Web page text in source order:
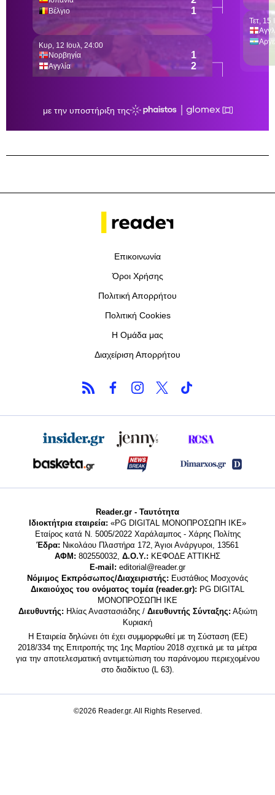
Επικοινωνία
Όροι Χρήσης
Πολιτική Απορρήτου
Πολιτική Cookies
Η Ομάδα μας
Διαχείριση Απορρήτου
Reader.gr - Ταυτότητα
Ιδιοκτήτρια εταιρεία: «PG DIGITAL MONΟΠΡΟΣΩΠΗ ΙΚΕ»
Εταίρος κατά Ν. 5005/2022 Χαράλαμπος - Χάρης Πολίτης
Έδρα: Νικολάου Πλαστήρα 172, Άγιοι Ανάργυροι, 13561
ΑΦΜ: 802550032, Δ.Ο.Υ.: ΚΕΦΟΔΕ ΑΤΤΙΚΗΣ
E-mail: editorial@reader.gr
Νόμιμος Εκπρόσωπος/Διαχειριστής: Ευστάθιος Μοσχονάς
Δικαιούχος του ονόματος τομέα (reader.gr): PG DIGITAL
MONΟΠΡΟΣΩΠΗ ΙΚΕ
Διευθυντής: Ηλίας Αναστασιάδης / Διευθυντής Σύνταξης: Αξιώτη
Κυριακή
Η Εταιρεία δηλώνει ότι έχει συμμορφωθεί με τη Σύσταση (ΕΕ)
2018/334 της Επιτροπής της 1ης Μαρτίου 2018 σχετικά με τα μέτρα
για την αποτελεσματική αντιμετώπιση του παράνομου περιεχομένου
στο διαδίκτυο (L 63).
©2026 Reader.gr. All Rights Reserved.